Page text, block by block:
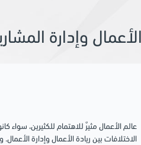
وإدارة
عالم الأعمال مثيرٌ للاهتمام للكثيرين،
الاختلافات بين ريادة الأعمال وإدارة